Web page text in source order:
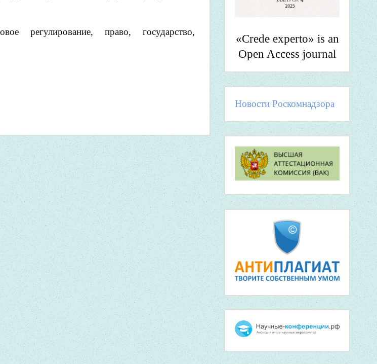
регулирование, право, государство,
«Crede experto» is an
Open Access journal
Новости Роскомнадзора